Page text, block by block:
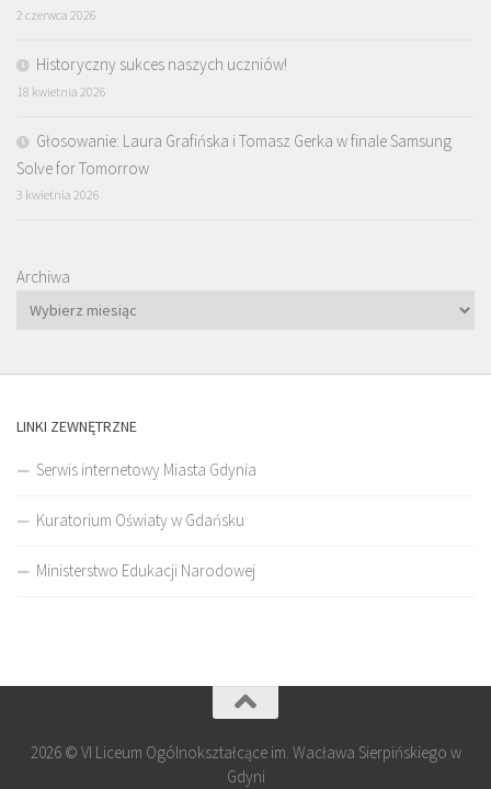
2 czerwca 2026
Historyczny sukces naszych uczniów!
18 kwietnia 2026
Głosowanie: Laura Grafińska i Tomasz Gerka w finale Samsung
Solve for Tomorrow
3 kwietnia 2026
Archiwa
LINKI ZEWNĘTRZNE
Serwis internetowy Miasta Gdynia
Kuratorium Oświaty w Gdańsku
Ministerstwo Edukacji Narodowej
2026 © VI Liceum Ogólnokształcące im. Wacława Sierpińskiego w
Gdyni